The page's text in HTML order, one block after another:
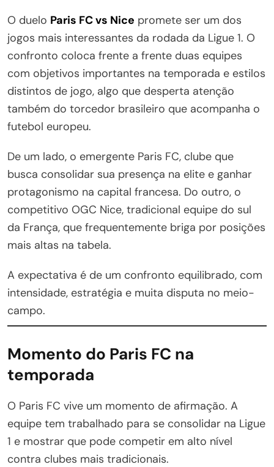
O duelo Paris FC vs Nice promete ser um dos
jogos mais interessantes da rodada da Ligue 1. O
confronto coloca frente a frente duas equipes
com objetivos importantes na temporada e estilos
distintos de jogo, algo que desperta atenção
também do torcedor brasileiro que acompanha o
futebol europeu.
De um lado, o emergente Paris FC, clube que
busca consolidar sua presença na elite e ganhar
protagonismo na capital francesa. Do outro, o
competitivo OGC Nice, tradicional equipe do sul
da França, que frequentemente briga por posições
mais altas na tabela.
A expectativa é de um confronto equilibrado, com
intensidade, estratégia e muita disputa no meio-
campo.
Momento do Paris FC na
temporada
O Paris FC vive um momento de afirmação. A
equipe tem trabalhado para se consolidar na Ligue
1 e mostrar que pode competir em alto nível
contra clubes mais tradicionais.